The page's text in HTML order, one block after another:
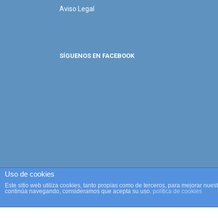
Aviso Legal
SÍGUENOS EN FACEBOOK
Uso de cookies
Este sitio web utiliza cookies, tanto propias como de terceros, para mejorar
continúa navegando, consideramos que acepta su uso. política de cookies